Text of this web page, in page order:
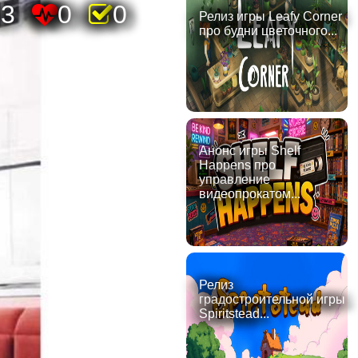
0 0
Релиз игры Leafy Corner
про будни цветочного...
Анонс игры Shelf
Happens про
управление
видеопрокатом...
Релиз
градостроительной игры
Spiritstead...